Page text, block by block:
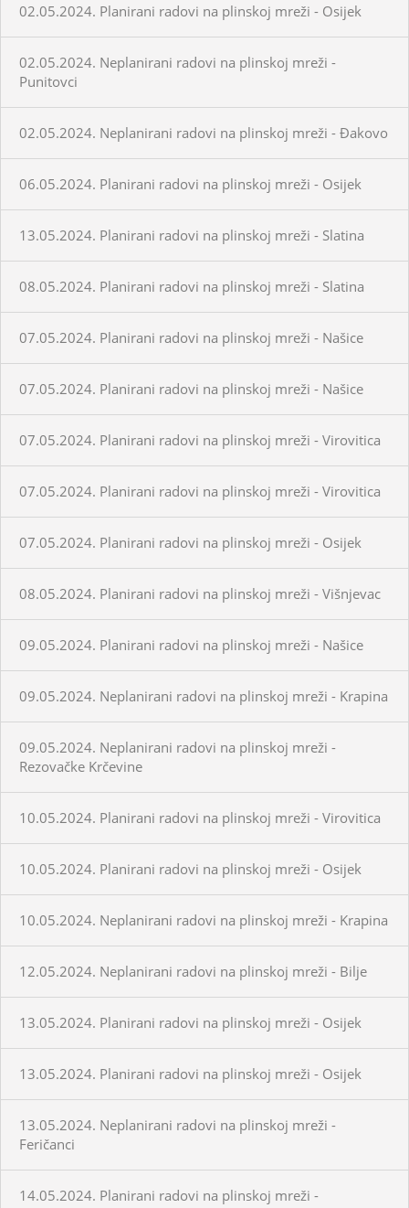
02.05.2024. Planirani radovi na plinskoj mreži - Osijek
02.05.2024. Neplanirani radovi na plinskoj mreži -
Punitovci
02.05.2024. Neplanirani radovi na plinskoj mreži - Đakovo
06.05.2024. Planirani radovi na plinskoj mreži - Osijek
13.05.2024. Planirani radovi na plinskoj mreži - Slatina
08.05.2024. Planirani radovi na plinskoj mreži - Slatina
07.05.2024. Planirani radovi na plinskoj mreži - Našice
07.05.2024. Planirani radovi na plinskoj mreži - Našice
07.05.2024. Planirani radovi na plinskoj mreži - Virovitica
07.05.2024. Planirani radovi na plinskoj mreži - Virovitica
07.05.2024. Planirani radovi na plinskoj mreži - Osijek
08.05.2024. Planirani radovi na plinskoj mreži - Višnjevac
09.05.2024. Planirani radovi na plinskoj mreži - Našice
09.05.2024. Neplanirani radovi na plinskoj mreži - Krapina
09.05.2024. Neplanirani radovi na plinskoj mreži -
Rezovačke Krčevine
10.05.2024. Planirani radovi na plinskoj mreži - Virovitica
10.05.2024. Planirani radovi na plinskoj mreži - Osijek
10.05.2024. Neplanirani radovi na plinskoj mreži - Krapina
12.05.2024. Neplanirani radovi na plinskoj mreži - Bilje
13.05.2024. Planirani radovi na plinskoj mreži - Osijek
13.05.2024. Planirani radovi na plinskoj mreži - Osijek
13.05.2024. Neplanirani radovi na plinskoj mreži -
Feričanci
14.05.2024. Planirani radovi na plinskoj mreži -